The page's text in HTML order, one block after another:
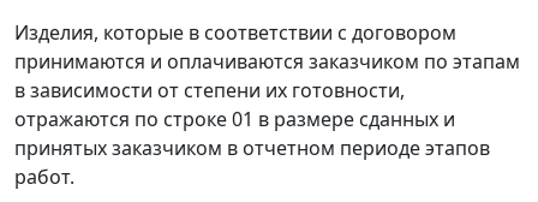
Изделия, которые в соответствии с договором
принимаются и оплачиваются заказчиком по этапам
в зависимости от степени их готовности,
отражаются по строке 01 в размере сданных и
принятых заказчиком в отчетном периоде этапов
работ.